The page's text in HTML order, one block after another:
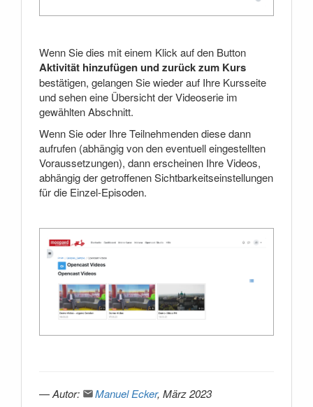
Wenn Sie dies mit einem Klick auf den Button
Aktivität hinzufügen und zurück zum Kurs
bestätigen, gelangen Sie wieder auf Ihre Kursseite
und sehen eine Übersicht der Videoserie im
gewählten Abschnitt.
Wenn Sie oder Ihre Teilnehmenden diese dann
aufrufen (abhängig von den eventuell eingestellten
Voraussetzungen), dann erscheinen Ihre Videos,
abhängig der getroffenen Sichtbarkeitseinstellungen
für die Einzel-Episoden.
—Autor: Manuel Ecker, März 2023